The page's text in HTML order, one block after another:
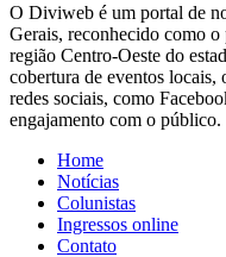
​O Diviweb é um portal de
Gerais, reconhecido como
região Centro-Oeste do
cobertura de eventos
redes sociais, como
engajamento com o público.
Home
Notícias
Colunistas
Ingressos online
Contato